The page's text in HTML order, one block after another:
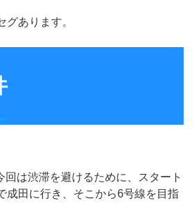
あります。
回は渋滞を避けるために、スタート
成田に行き、そこから6号線を目指